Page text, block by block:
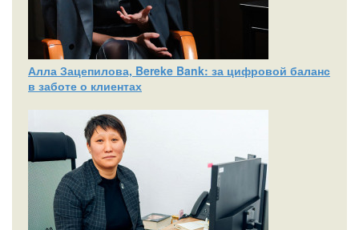
Алла Зацепилова, Bereke Bank: за цифровой баланс
в заботе о клиентах